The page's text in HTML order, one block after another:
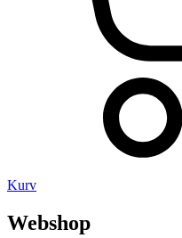
Kurv
Webshop